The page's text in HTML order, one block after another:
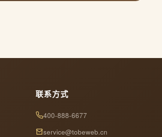
联系方式
400-888-6677
service@tobeweb.cn